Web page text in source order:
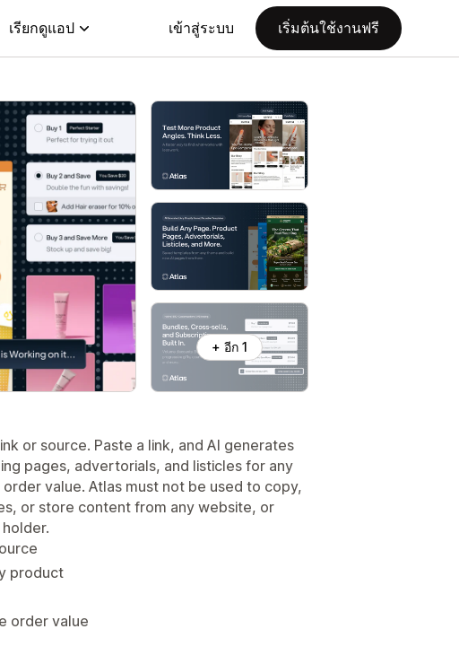
เรียกดูแอป เข้าสู่ระบบ เริ่มต้นใช้งานฟรี
+ อีก 1
or source. Paste a link, and AI generates
pages, advertorials, and listicles for any
value. Atlas must not be used to copy,
or store content from any website, or
product
order value